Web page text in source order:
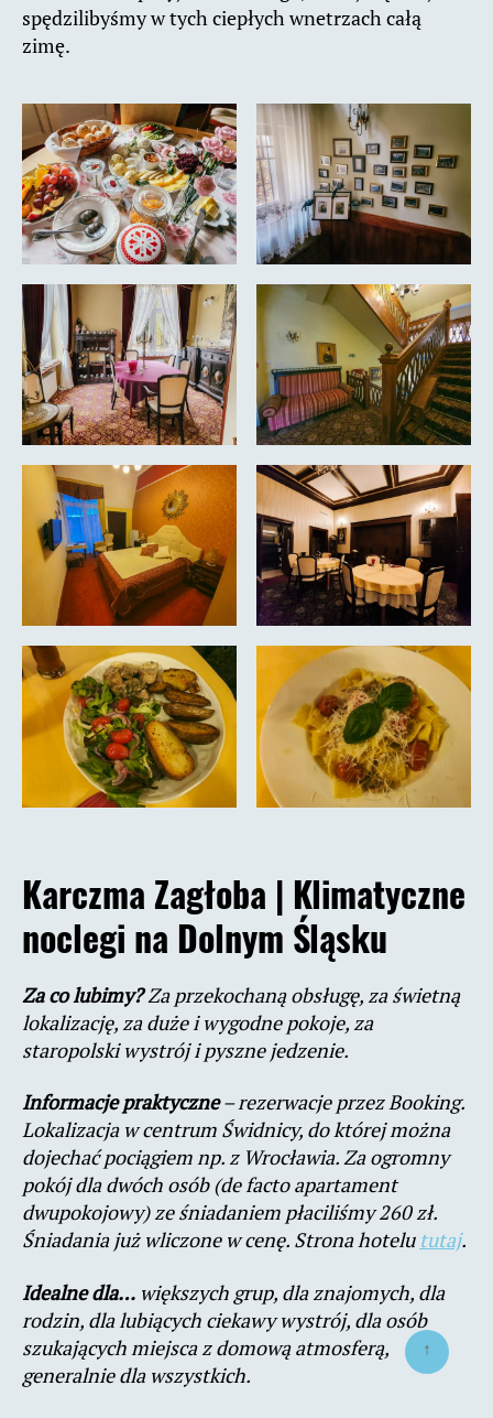
spędzilibyśmy w tych ciepłych wnetrzach całą
zimę.
Karczma Zagłoba | Klimatyczne
noclegi na Dolnym Śląsku
Za co lubimy?Za przekochaną obsługę, za świetną
lokalizację, za duże i wygodne pokoje, za
staropolski wystrój i pyszne jedzenie.
Informacje praktyczne– rezerwacje przez Booking.
Lokalizacja w centrum Świdnicy, do której można
dojechać pociągiem np. z Wrocławia. Za ogromny
pokój dla dwóch osób (de facto apartament
dwupokojowy) ze śniadaniem płaciliśmy 260 zł.
Śniadania już wliczone w cenę. Strona hotelu tutaj.
Idealne dla… większych grup, dla znajomych, dla
rodzin, dla lubiących ciekawy wystrój, dla osób
szukających miejsca z domową atmosferą,
generalnie dla wszystkich.
↑